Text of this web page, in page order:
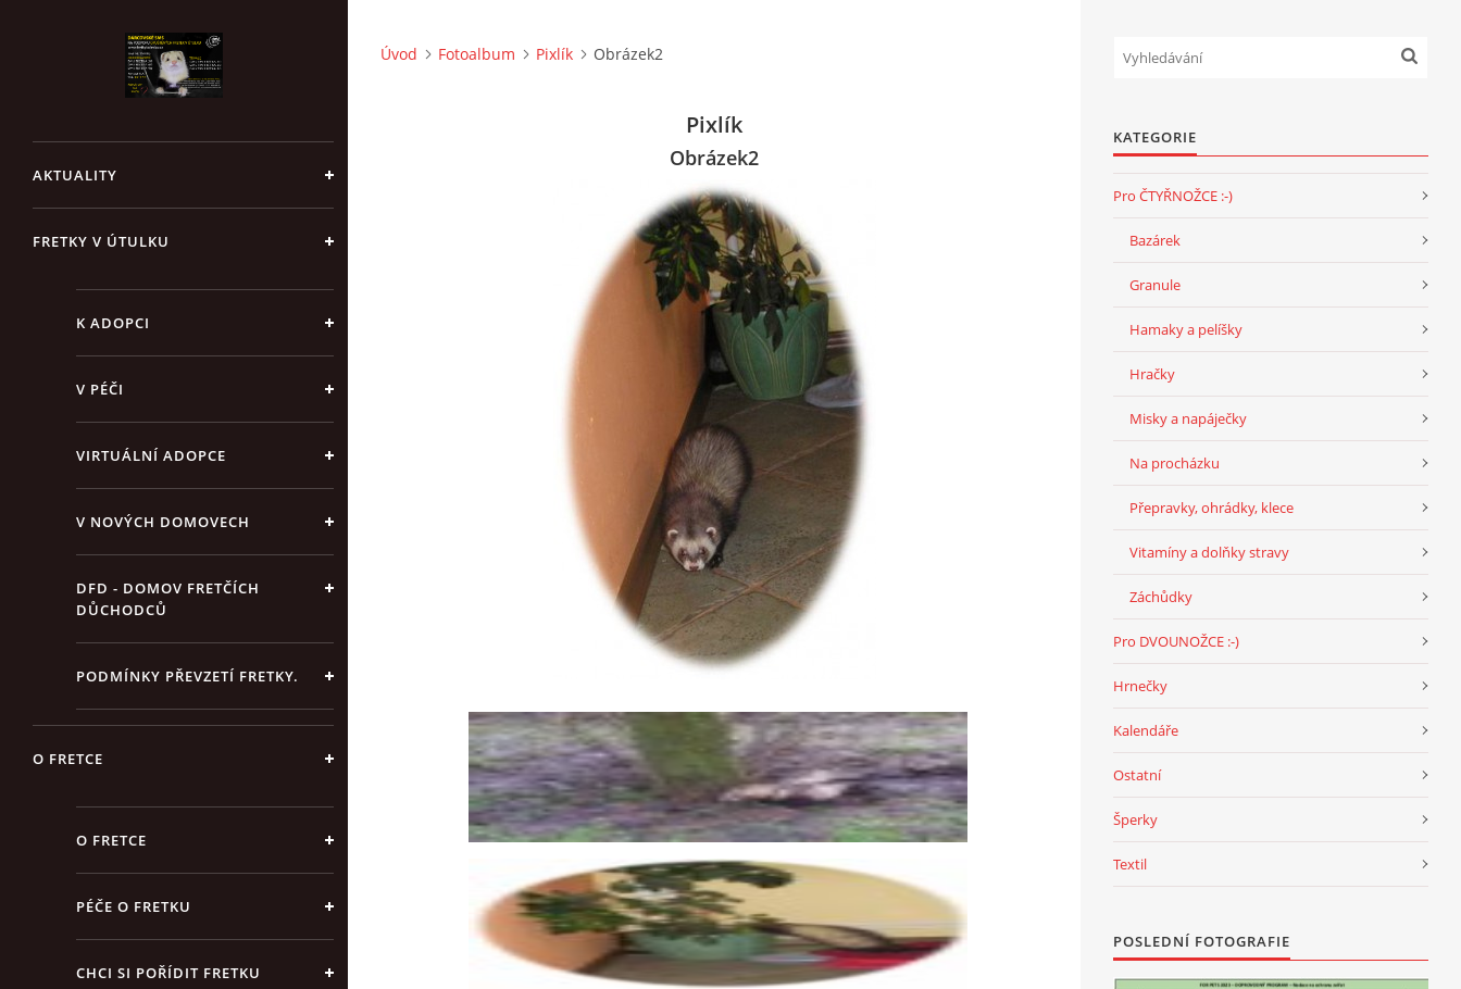
AKTUALITY
FRETKY V ÚTULKU
K ADOPCI
V PÉČI
VIRTUÁLNÍ ADOPCE
V NOVÝCH DOMOVECH
DFD - DOMOV FRETČÍCH
DŮCHODCŮ
PODMÍNKY PŘEVZETÍ FRETKY.
O FRETCE
O FRETCE
PÉČE O FRETKU
CHCI SI POŘÍDIT FRETKU
Úvod Fotoalbum Pixlík Obrázek2
Pixlík
Obrázek2
KATEGORIE
Pro ČTYŘNOŽCE :-)
Bazárek
Granule
Hamaky a pelíšky
Hračky
Misky a napáječky
Na procházku
Přepravky, ohrádky, klece
Vitamíny a dolňky stravy
Záchůdky
Pro DVOUNOŽCE :-)
Hrnečky
Kalendáře
Ostatní
Šperky
Textil
POSLEDNÍ FOTOGRAFIE